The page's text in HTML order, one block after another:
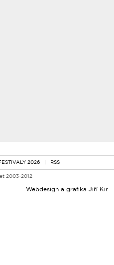
2026 | RSS
2003-2012
Webdesign a grafika Jiří Kir